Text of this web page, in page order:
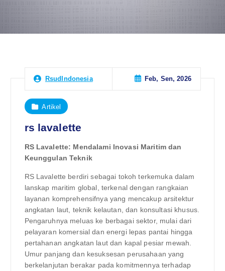
RsudIndonesia Feb, Sen, 2026
Artikel
rs lavalette
RS Lavalette: Mendalami Inovasi Maritim dan
Keunggulan Teknik
RS Lavalette berdiri sebagai tokoh terkemuka dalam
lanskap maritim global, terkenal dengan rangkaian
layanan komprehensifnya yang mencakup arsitektur
angkatan laut, teknik kelautan, dan konsultasi khusus.
Pengaruhnya meluas ke berbagai sektor, mulai dari
pelayaran komersial dan energi lepas pantai hingga
pertahanan angkatan laut dan kapal pesiar mewah.
Umur panjang dan kesuksesan perusahaan yang
berkelanjutan berakar pada komitmennya terhadap